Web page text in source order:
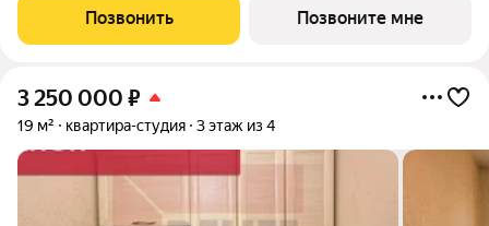
тех, кто ценит качество, эстетику и полноценную жизнь рядом
со всем необходимым. 99%
Позвонить Позвоните мне
3 250 000 ₽
19 м² квартира-студия 3 этаж из 4